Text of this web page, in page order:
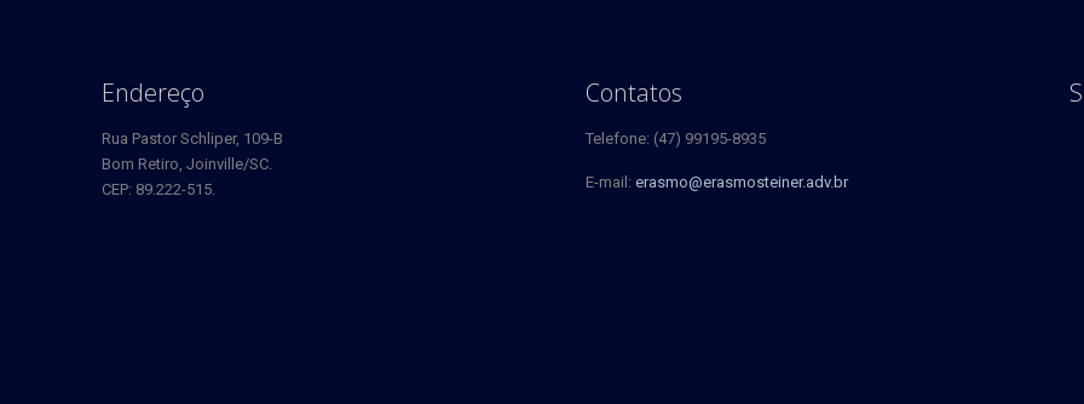
Endereço
Rua Pastor Schliper, 109-B
Bom Retiro, Joinville/SC.
CEP: 89.222-515.
Contatos
Telefone: (47) 99195-8935
E-mail: erasmo@erasmosteiner.adv.br